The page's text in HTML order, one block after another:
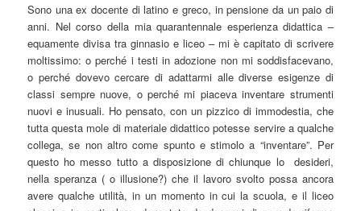
Sono una ex docente di latino e greco, in pensione da un paio di
anni. Nel corso della mia quarantennale esperienza didattica –
equamente divisa tra ginnasio e liceo – mi è capitato di scrivere
moltissimo: o perché i testi in adozione non mi soddisfacevano,
o perché dovevo cercare di adattarmi alle diverse esigenze di
classi sempre nuove, o perché mi piaceva inventare strumenti
nuovi e inusuali. Ho pensato, con un pizzico di immodestia, che
tutta questa mole di materiale didattico potesse servire a qualche
collega, se non altro come spunto e stimolo a “inventare”. Per
questo ho messo tutto a disposizione di chiunque lo desideri,
nella speranza ( o illusione?) che il lavoro svolto possa ancora
avere qualche utilità, in un momento in cui la scuola, e il liceo